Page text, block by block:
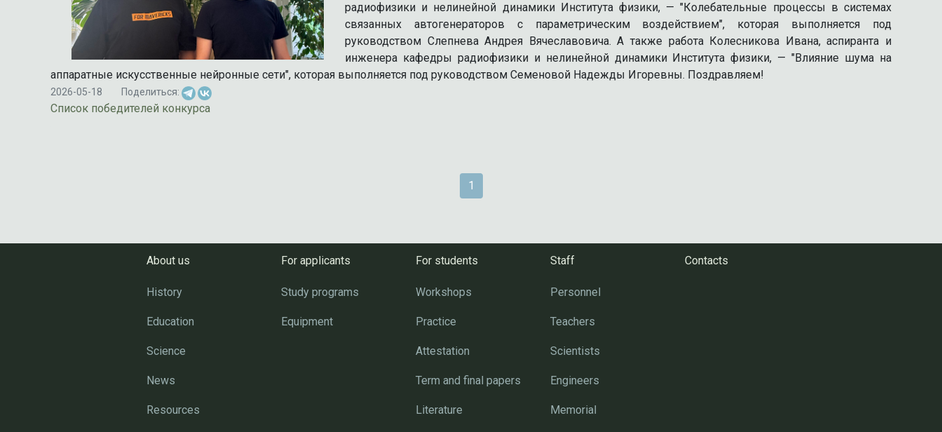
радиофизики и нелинейной динамики Института физики, — "Колебательные процессы в системах
связанных автогенераторов с параметрическим воздействием", которая выполняется под
руководством Слепнева Андрея Вячеславовича. А также работа Колесникова Ивана, аспиранта и
инженера кафедры радиофизики и нелинейной динамики Института физики, — "Влияние шума на
аппаратные искусственные нейронные сети", которая выполняется под руководством Семеновой Надежды Игоревны. Поздравляем!
2026-05-18 Поделиться:
Список победителей конкурса
1
About us
History
Education
Science
News
Resources
For applicants
Study programs
Equipment
For students
Workshops
Practice
Attestation
Term and final papers
Literature
Staff
Personnel
Teachers
Scientists
Engineers
Memorial
Contacts